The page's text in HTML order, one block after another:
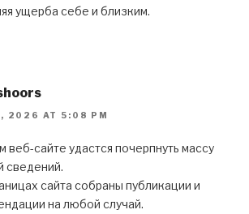
ущерба себе и близким.
2026 AT 5:08 PM
веб-сайте удастся почерпнуть массу
сведений.
сайта собраны публикации и
на любой случай.